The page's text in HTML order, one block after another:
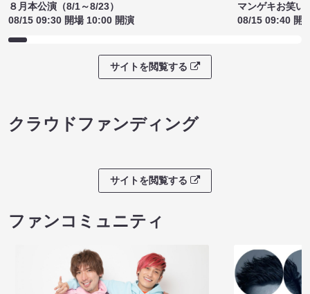
８月本公演（8/1～8/23）
08/15 09:30 開場 10:00 開演
マンゲキお笑い
08/15 09:40 開
サイトを閲覧する
クラウドファンディング
サイトを閲覧する
ファンコミュニティ